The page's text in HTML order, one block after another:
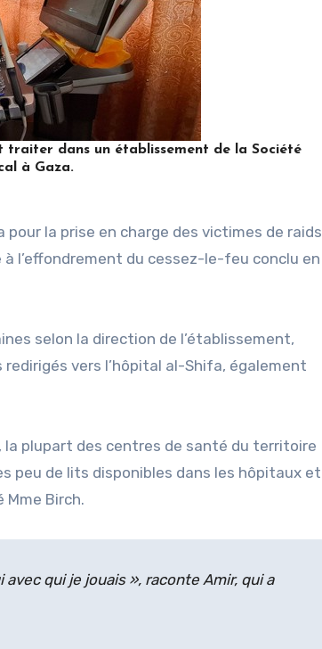
traiter dans un établissement de la Société
à Gaza.
pour la prise en charge des victimes de raids
à l’effondrement du cessez-le-feu conclu en
selon la direction de l’établissement,
vers l’hôpital al-Shifa, également
plupart des centres de santé du territoire
peu de lits disponibles dans les hôpitaux et
Birch.
qui je jouais », raconte Amir, qui a